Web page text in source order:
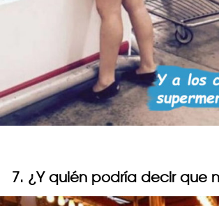
7. ¿Y quién podría decir que